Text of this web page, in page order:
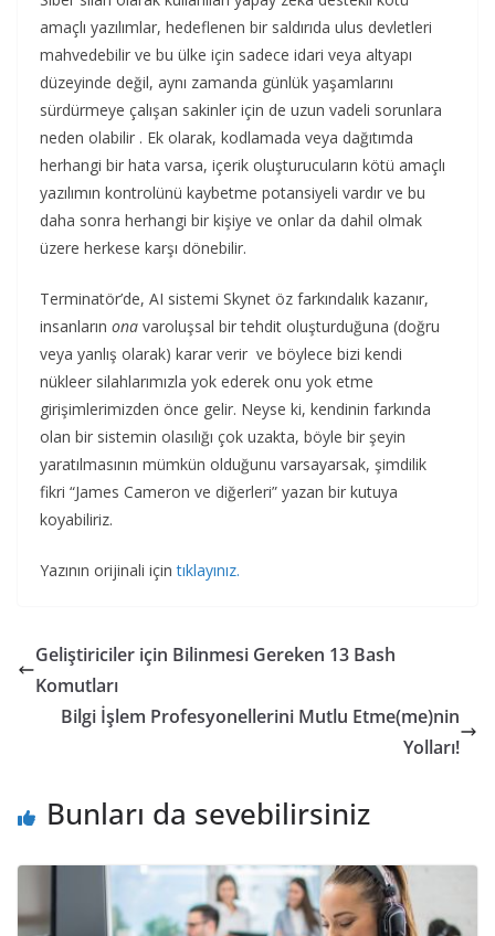
amaçlı yazılımlar, hedeflenen bir saldırıda ulus devletleri
mahvedebilir ve bu ülke için sadece idari veya altyapı
düzeyinde değil, aynı zamanda günlük yaşamlarını
sürdürmeye çalışan sakinler için de uzun vadeli sorunlara
neden olabilir . Ek olarak, kodlamada veya dağıtımda
herhangi bir hata varsa, içerik oluşturucuların kötü amaçlı
yazılımın kontrolünü kaybetme potansiyeli vardır ve bu
daha sonra herhangi bir kişiye ve onlar da dahil olmak
üzere herkese karşı dönebilir.
Terminatör’de, AI sistemi Skynet öz farkındalık kazanır,
insanların ona varoluşsal bir tehdit oluşturduğuna (doğru
veya yanlış olarak) karar verir ve böylece bizi kendi
nükleer silahlarımızla yok ederek onu yok etme
girişimlerimizden önce gelir. Neyse ki, kendinin farkında
olan bir sistemin olasılığı çok uzakta, böyle bir şeyin
yaratılmasının mümkün olduğunu varsayarsak, şimdilik
fikri “James Cameron ve diğerleri” yazan bir kutuya
koyabiliriz.
Yazının orijinali içintıklayınız.
Geliştiriciler için Bilinmesi Gereken 13 Bash
Komutları
Bilgi İşlem Profesyonellerini Mutlu Etme(me)nin
Yolları!
Bunları da sevebilirsiniz